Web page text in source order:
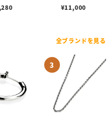
¥11,000
全ブランドを見る